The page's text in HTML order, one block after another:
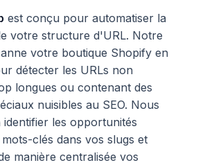
est conçu pour automatiser la
votre structure d'URL. Notre
votre boutique Shopify en
détecter les URLs non
longues ou contenant des
nuisibles au SEO. Nous
identifier les opportunités
clés dans vos slugs et
manière centralisée vos